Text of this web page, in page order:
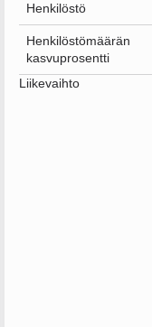
Henkilöstö
Henkilöstömäärän
kasvuprosentti
Liikevaihto